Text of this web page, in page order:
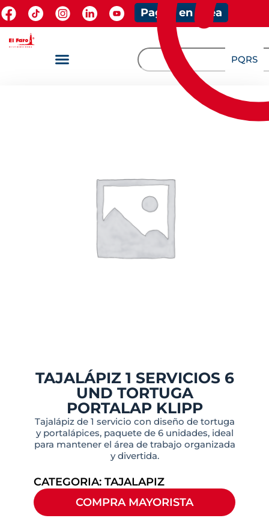
Pagos en línea
PQRS
TAJALÁPIZ 1 SERVICIOS 6
UND TORTUGA
PORTALAP KLIPP
Tajalápiz de 1 servicio con diseño de tortuga
y portalápices, paquete de 6 unidades, ideal
para mantener el área de trabajo organizada
y divertida.
CATEGORIA: TAJALAPIZ
COMPRA MAYORISTA